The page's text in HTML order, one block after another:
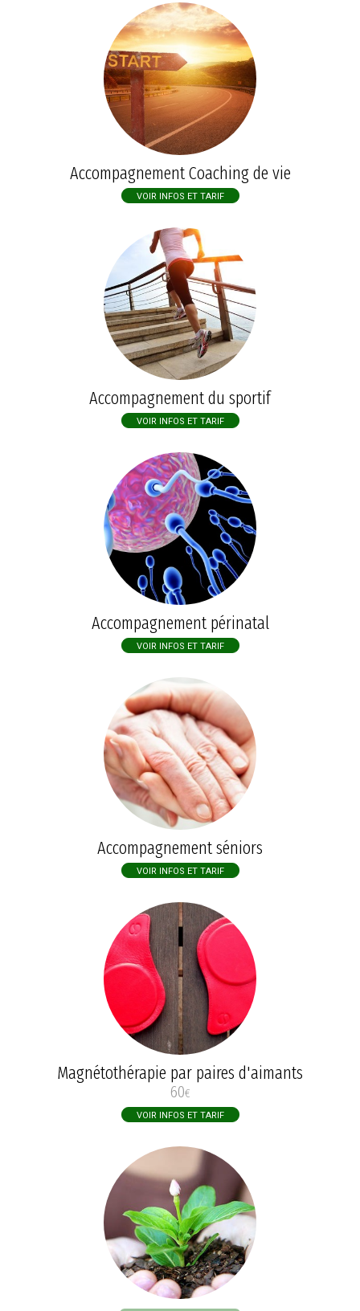
Accompagnement Coaching de vie
VOIR INFOS ET TARIF
Accompagnement du sportif
VOIR INFOS ET TARIF
Accompagnement périnatal
VOIR INFOS ET TARIF
Accompagnement séniors
VOIR INFOS ET TARIF
Magnétothérapie par paires d'aimants
60€
VOIR INFOS ET TARIF